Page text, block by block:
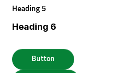
Heading 5
Heading 6
Button